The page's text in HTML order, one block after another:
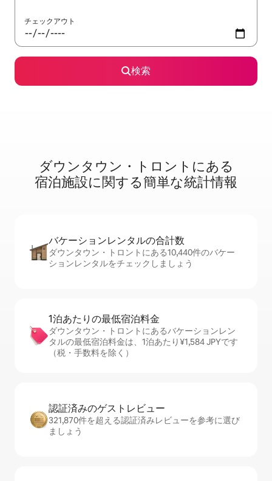
チェックアウト
検索
ダウンタウン・トロントに⁠あ⁠る
宿⁠泊⁠施⁠設⁠に関⁠す⁠る簡⁠単⁠な統⁠計⁠情⁠報
バケーションレ⁠ン⁠タ⁠ル⁠の合⁠計⁠数
ダウンタウン・トロントにある10,440件のバケー
ションレンタルをチェックしましょう
1泊あたりの最⁠低⁠宿⁠泊⁠料⁠金
ダウンタウン・トロントにあるバケーションレン
タルの最低宿泊料金は、1泊あたり¥1,584 JPYです
（税・手数料を除く）
認証済みのゲ⁠ス⁠ト⁠レ⁠ビ⁠ュ⁠ー
321,870件を超える認証済みレビューを参考に選び
ましょう